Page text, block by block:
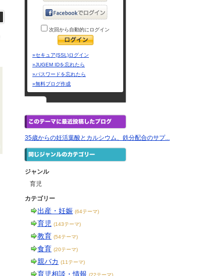
次回から自動的にログイン
»セキュア(SSL)ログイン
»JUGEM IDを忘れたら
»パスワードを忘れたら
»無料ブログ作成
35歳からの妊活葉酸とカルシウム、鉄分配合のサプ...
ジャンル
育児
カテゴリー
出産・妊娠 (64テーマ)
育児 (143テーマ)
教育 (54テーマ)
食育 (20テーマ)
親バカ (11テーマ)
育児相談・情報 (22テーマ)